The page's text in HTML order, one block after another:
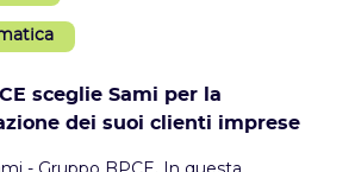
sceglie Sami per la
dei suoi clienti imprese